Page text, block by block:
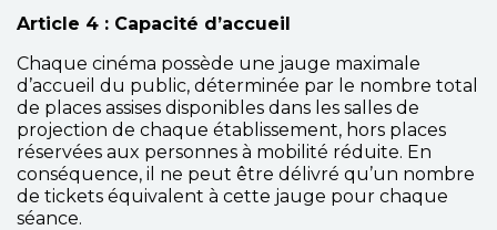
Article 4 : Capacité d’accueil
Chaque cinéma possède une jauge maximale
d’accueil du public, déterminée par le nombre total
de places assises disponibles dans les salles de
projection de chaque établissement, hors places
réservées aux personnes à mobilité réduite. En
conséquence, il ne peut être délivré qu’un nombre
de tickets équivalent à cette jauge pour chaque
séance.